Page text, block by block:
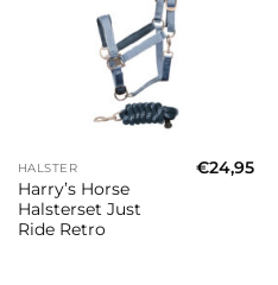
HALSTER
Harry’s Horse
Halsterset Just
Ride Retro
€24,95